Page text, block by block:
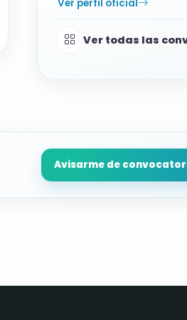
Ver perfil oficial
Ver todas las
Avisarme de